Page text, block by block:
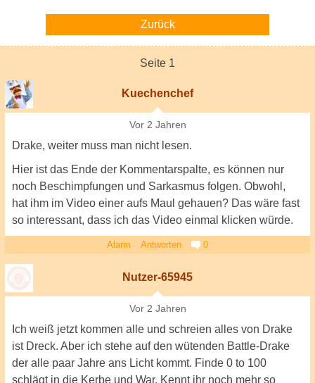
Zurück
Seite 1
Kuechenchef
Vor 2 Jahren
Drake, weiter muss man nicht lesen.
Hier ist das Ende der Kommentarspalte, es können nur
noch Beschimpfungen und Sarkasmus folgen. Obwohl,
hat ihm im Video einer aufs Maul gehauen? Das wäre fast
so interessant, dass ich das Video einmal klicken würde.
Alarm Antworten 0
Nutzer-65945
Vor 2 Jahren
Ich weiß jetzt kommen alle und schreien alles von Drake
ist Dreck. Aber ich stehe auf den wütenden Battle-Drake
der alle paar Jahre ans Licht kommt. Finde 0 to 100
schlägt in die Kerbe und War. Kennt ihr noch mehr so